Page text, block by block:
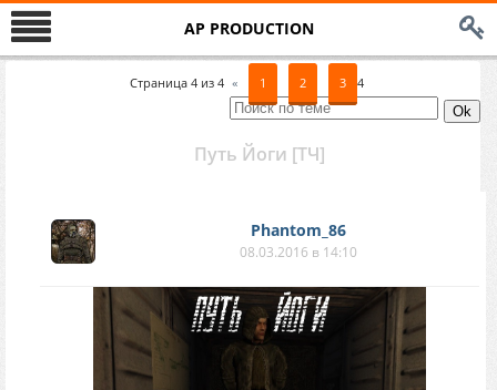
AP PRODUCTION
Страница 4 из 4 « 1 2 3 4
Путь Йоги [ТЧ]
Phantom_86
08.03.2016 в 14:10